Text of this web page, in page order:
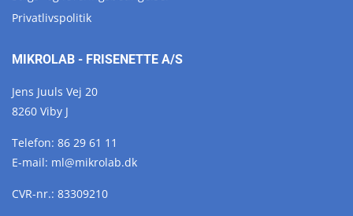
Privatlivspolitik
MIKROLAB - FRISENETTE A/S
Jens Juuls Vej 20
8260 Viby J
Telefon: 86 29 61 11
E-mail: ml@mikrolab.dk
CVR-nr.: 83309210